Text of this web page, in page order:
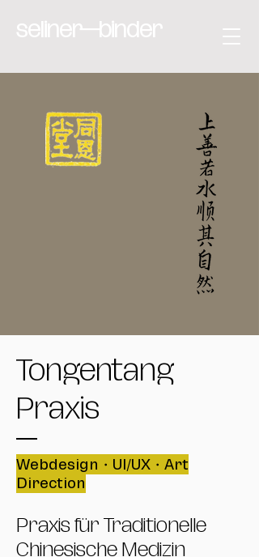
seliner—binder
Tongentang
Praxis
Webdesign・UI/UX・Art
Direction
Praxis für Traditionelle
Chinesische Medizin